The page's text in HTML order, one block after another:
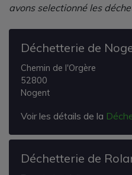
avons selectionné les
Déchetterie de
Chemin de l'Orgère
52800
Nogent
Voir les détails de la
Déchetterie de